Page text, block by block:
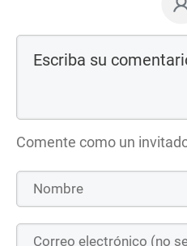
Comente como un